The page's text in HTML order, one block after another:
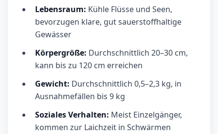
Lebensraum: Kühle Flüsse und Seen,
bevorzugen klare, gut sauerstoffhaltige
Gewässer
Körpergröße: Durchschnittlich 20–30 cm,
kann bis zu 120 cm erreichen
Gewicht: Durchschnittlich 0,5–2,3 kg, in
Ausnahmefällen bis 9 kg
Soziales Verhalten: Meist Einzelgänger,
kommen zur Laichzeit in Schwärmen